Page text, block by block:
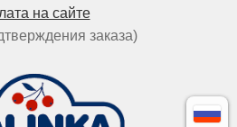
на сайте
заказа)